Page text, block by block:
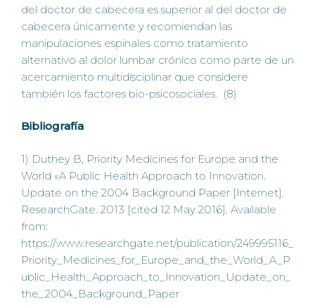
del doctor de cabecera es superior al del doctor de
cabecera únicamente y recomiendan las
manipulaciones espinales como tratamiento
alternativo al dolor lumbar crónico como parte de un
acercamiento multidisciplinar que considere
también los factores bio-psicosociales. (8)
Bibliografía
1) Duthey B, Priority Medicines for Europe and the
World «A Public Health Approach to Innovation.
Update on the 2004 Background Paper [Internet].
ResearchGate. 2013 [cited 12 May 2016]. Available
from:
https://www.researchgate.net/publication/249995116_
Priority_Medicines_for_Europe_and_the_World_A_P
ublic_Health_Approach_to_Innovation_Update_on_
the_2004_Background_Paper